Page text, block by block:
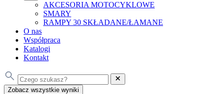
AKCESORIA MOTOCYKLOWE
SMARY
RAMPY 30 SKŁADANE/ŁAMANE
O nas
Współpraca
Katalogi
Kontakt
Zobacz wszystkie wyniki